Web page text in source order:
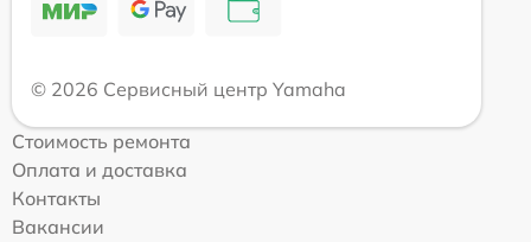
© 2026 Сервисный центр Yamaha
Стоимость ремонта
Оплата и доставка
Контакты
Вакансии